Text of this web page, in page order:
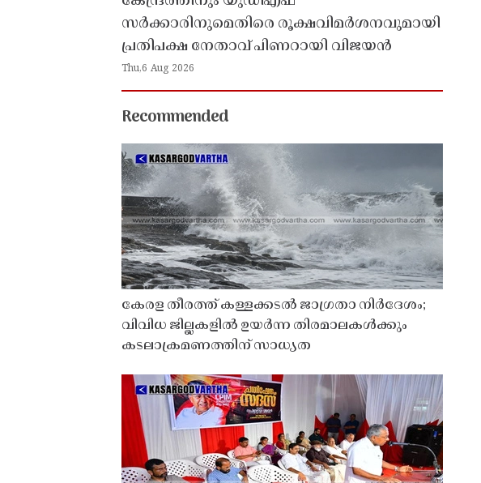
സർക്കാരിനുമെതിരെ രൂക്ഷവിമർശനവുമായി
പ്രതിപക്ഷ നേതാവ് പിണറായി വിജയൻ
Thu,6 Aug 2026
Recommended
കേരള തീരത്ത് കള്ളക്കടൽ ജാഗ്രതാ നിർദേശം;
വിവിധ ജില്ലകളിൽ ഉയർന്ന തിരമാലകൾക്കും
കടലാക്രമണത്തിന് സാധ്യത